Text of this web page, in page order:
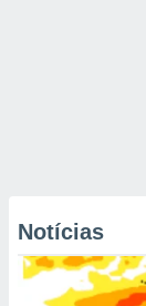
Notícias